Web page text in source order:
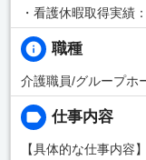
・看護休暇取得実績
職種
介護職員/グループホ
仕事内容
【具体的な仕事内容】